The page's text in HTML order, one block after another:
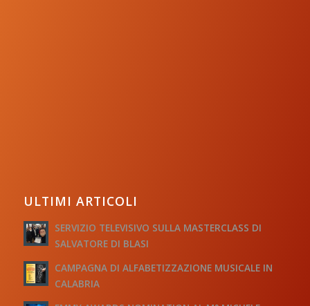
ULTIMI ARTICOLI
SERVIZIO TELEVISIVO SULLA MASTERCLASS DI
SALVATORE DI BLASI
CAMPAGNA DI ALFABETIZZAZIONE MUSICALE IN
CALABRIA